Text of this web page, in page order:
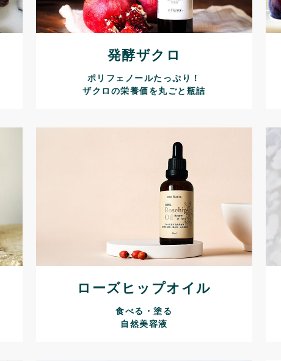
発酵ザクロ
ポリフェノールたっぷり！
ザクロの栄養価を丸ごと瓶詰
ローズヒップオイル
食べる・塗る
自然美容液